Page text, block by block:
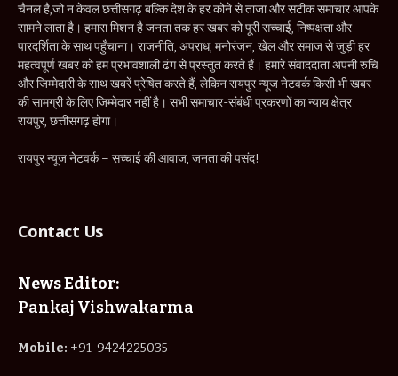
चैनल है,जो न केवल छत्तीसगढ़ बल्कि देश के हर कोने से ताजा और सटीक समाचार आपके
सामने लाता है। हमारा मिशन है जनता तक हर खबर को पूरी सच्चाई, निष्पक्षता और
पारदर्शिता के साथ पहुँचाना। राजनीति, अपराध, मनोरंजन, खेल और समाज से जुड़ी हर
महत्वपूर्ण खबर को हम प्रभावशाली ढंग से प्रस्तुत करते हैं। हमारे संवाददाता अपनी रुचि
और जिम्मेदारी के साथ खबरें प्रेषित करते हैं, लेकिन रायपुर न्यूज नेटवर्क किसी भी खबर
की सामग्री के लिए जिम्मेदार नहीं है। सभी समाचार-संबंधी प्रकरणों का न्याय क्षेत्र
रायपुर, छत्तीसगढ़ होगा।
रायपुर न्यूज नेटवर्क – सच्चाई की आवाज, जनता की पसंद!
Contact Us
News Editor:
Pankaj Vishwakarma
Mobile: +91-9424225035